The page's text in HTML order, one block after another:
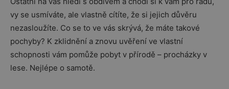
vy se usmíváte, ale vlastně cítíte, že si jejich důvěru
nezasloužíte. Co se to ve vás skrývá, že máte takové
pochyby? K zklidnění a znovu uvěření ve vlastní
schopnosti vám pomůže pobyt v přírodě – procházky v
lese. Nejlépe o samotě.